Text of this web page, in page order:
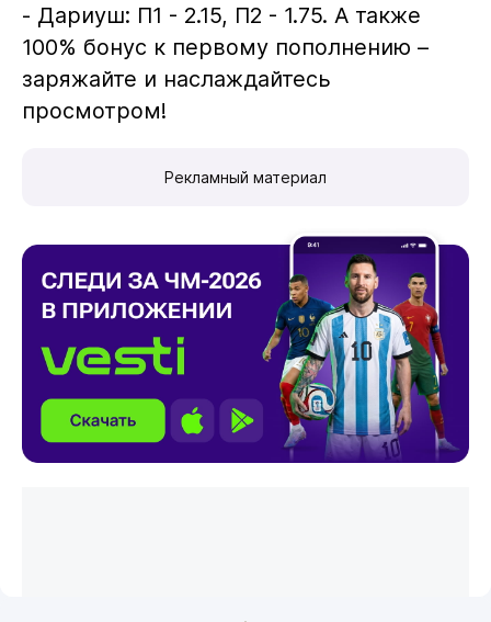
- Дариуш: П1 - 2.15, П2 - 1.75. А также
100% бонус к первому пополнению –
заряжайте и наслаждайтесь
просмотром!
Рекламный материал